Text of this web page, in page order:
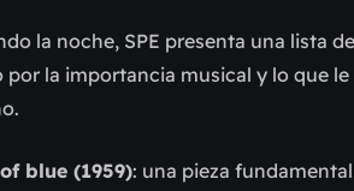
la noche, SPE presenta una lista
la importancia musical y lo que
blue (1959): una pieza